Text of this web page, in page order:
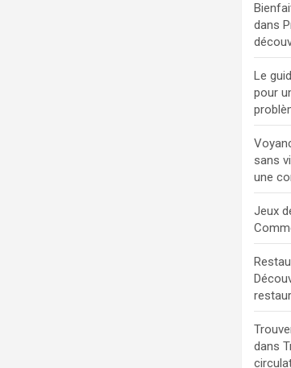
dans
Le
pour
sans
une
Jeux
dans